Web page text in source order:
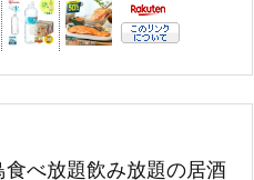
べ放題飲み放題の居酒